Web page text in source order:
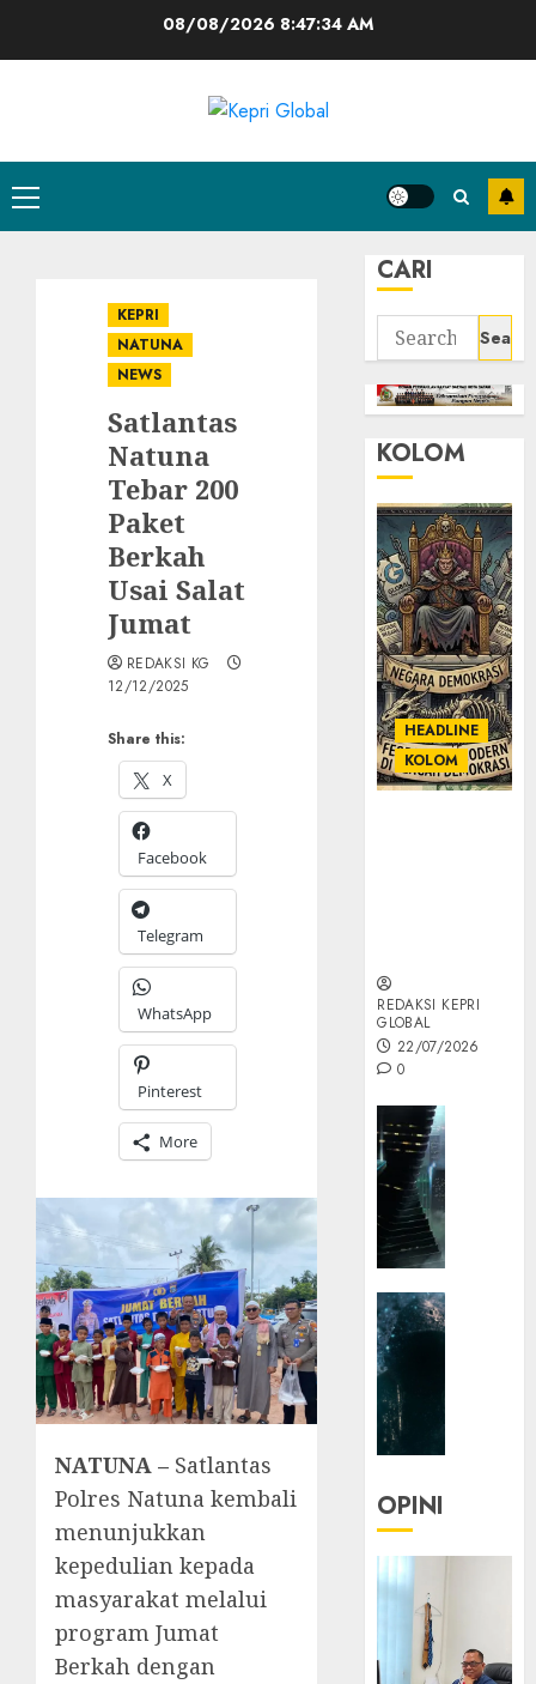
08/08/2026 8:47:35 AM
Primary
Menu
KEPRI
NATUNA
NEWS
Satlantas
Natuna
Tebar 200
Paket
Berkah
Usai Salat
Jumat
Share this:
X
Facebook
Telegram
WhatsApp
Pinterest
More
REDAKSI KG
12/12/2025
NATUNA – Satlantas
Polres Natuna kembali
menunjukkan
kepedulian kepada
masyarakat melalui
program Jumat
Berkah dengan
CARI
Search
for:
KOLOM
HEADLINE
KOLOM
REDAKSI KEPRI
GLOBAL
22/07/2026
0
OPINI